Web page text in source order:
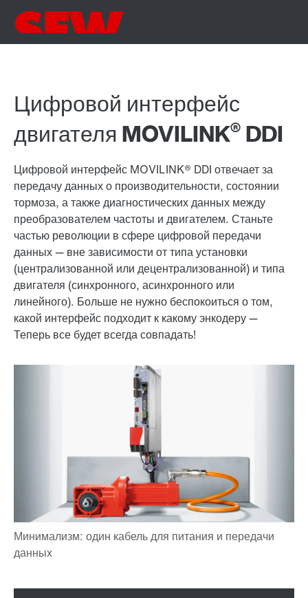
Цифровой интерфейс
двигателя MOVILINK® DDI
Цифровой интерфейс MOVILINK® DDI отвечает за
передачу данных о производительности, состоянии
тормоза, а также диагностических данных между
преобразователем частоты и двигателем. Станьте
частью революции в сфере цифровой передачи
данных — вне зависимости от типа установки
(централизованной или децентрализованной) и типа
двигателя (синхронного, асинхронного или
линейного). Больше не нужно беспокоиться о том,
какой интерфейс подходит к какому энкодеру —
Теперь все будет всегда совпадать!